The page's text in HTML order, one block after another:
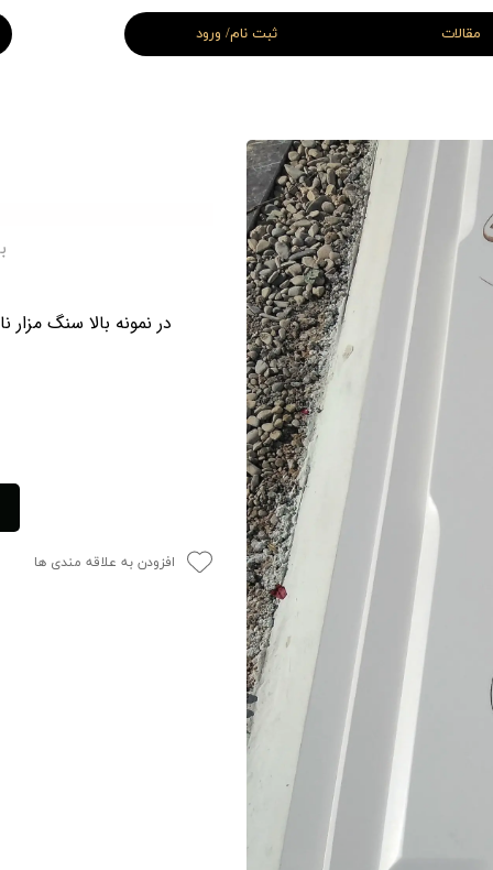
سنگ قبر VIP ( اختصاصی )
اقتصادی
سنگ قبر نانو
قبر شهید
سنگ قبر جوان
مقالات ثبت نام/ ورود
در نمونه بالا سنگ
افزودن به علاقه مندی ها